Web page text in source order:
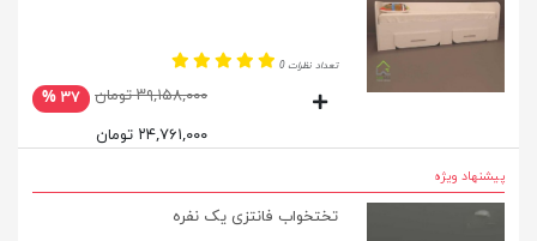
تعداد نظرات 0
۳۹,۱۵۸,۰۰۰ تومان
۳۷ %
۲۴,۷۶۱,۰۰۰ تومان
پیشنهاد ویژه
تختخواب فانتزی یک نفره